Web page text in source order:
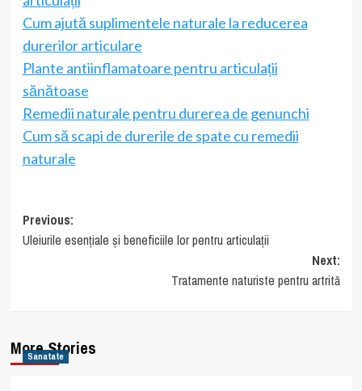
Cum ajută suplimentele naturale la reducerea
durerilor articulare
Plante antiinflamatoare pentru articulații
sănătoase
Remedii naturale pentru durerea de genunchi
Cum să scapi de durerile de spate cu remedii
naturale
Post
navigation
Previous:
Uleiurile esențiale și beneficiile lor pentru articulații
Next:
Tratamente naturiste pentru artrită
More Stories
Sanatate